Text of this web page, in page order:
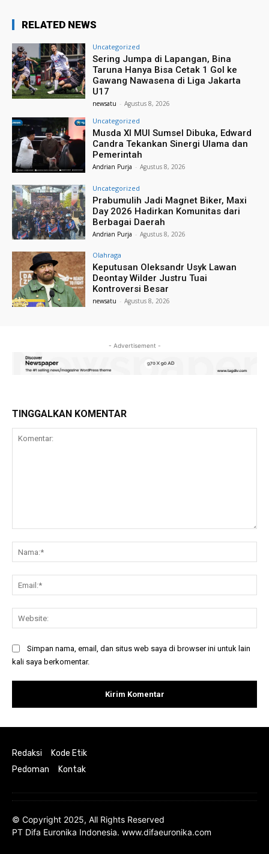
RELATED NEWS
Uncategorized
Sering Jumpa di Lapangan, Bina
Taruna Hanya Bisa Cetak 1 Gol ke
Gawang Nawasena di Liga Jakarta
U17
newsatu - Agustus 8, 2026
Uncategorized
Musda XI MUI Sumsel Dibuka, Edward
Candra Tekankan Sinergi Ulama dan
Pemerintah
Andrian Purja - Agustus 8, 2026
Uncategorized
Prabumulih Jadi Magnet Biker, Maxi
Day 2026 Hadirkan Komunitas dari
Berbagai Daerah
Andrian Purja - Agustus 8, 2026
Olahraga
Keputusan Oleksandr Usyk Lawan
Deontay Wilder Justru Tuai
Kontroversi Besar
newsatu - Agustus 8, 2026
- Advertisement -
TINGGALKAN KOMENTAR
Simpan nama, email, dan situs web saya di browser ini untuk lain
kali saya berkomentar.
Redaksi
Kode Etik
Pedoman
Kontak
© Copyright 2025, All Rights Reserved
PT Difa Euronika Indonesia. www.difaeuronika.com